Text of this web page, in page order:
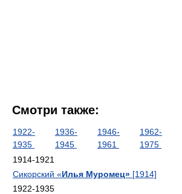
Смотри также:
1922-
1935
1936-
1945
1946-
1961
1962-
1975
1914-1921
Сикорский «Илья Муромец» [1914]
1922-1935